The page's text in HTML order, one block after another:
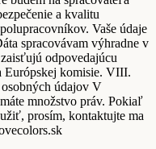
a kvalitu
Vaše údaje
spracovávam výhradne v
odpovedajúcu
Európskej komisie. VIII.
údajov V
množstvo práv. Pokiaľ
prosím, kontaktujte ma